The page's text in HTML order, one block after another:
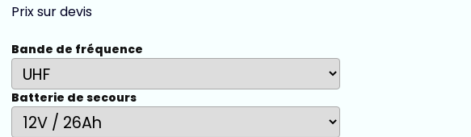
Prix sur devis
Bande de fréquence
Batterie de secours